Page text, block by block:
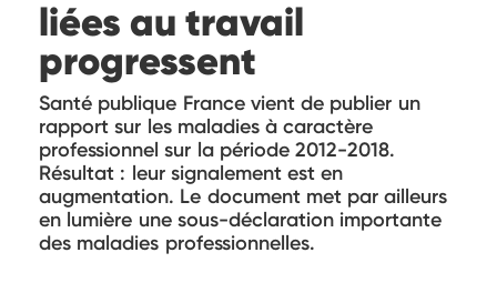
liées au travail
progressent
Santé publique France vient de publier un
rapport sur les maladies à caractère
professionnel sur la période 2012-2018.
Résultat : leur signalement est en
augmentation. Le document met par ailleurs
en lumière une sous-déclaration importante
des maladies professionnelles.